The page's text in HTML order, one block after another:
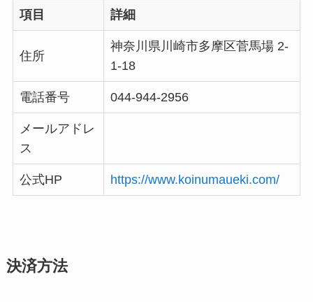
項目 詳細
住所
神奈川県川崎市多摩区菅馬場 2-
1-18
電話番号 044-944-2956
メールアドレ
ス
公式HP https://www.koinumaueki.com/
決済方法